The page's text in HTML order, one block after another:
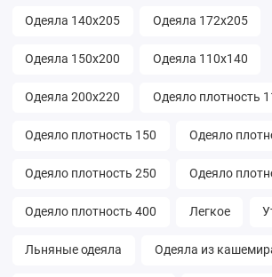
Одеяла 140х205 Одеяла 172х205
Одеяла 150х200 Одеяла 110х140
Одеяла 200х220 Одеяло плотность
Одеяло плотность 150 Одеяло
Одеяло плотность 250 Одеяло
Одеяло плотность 400 Легкое
Льняные одеяла Одеяла из